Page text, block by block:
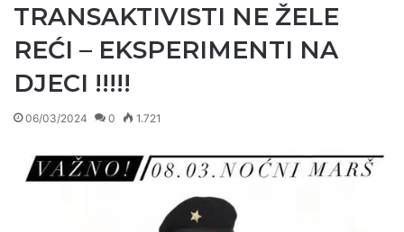
TRANSAKTIVISTI NE ŽELE
REĆI – EKSPERIMENTI NA
DJECI !!!!!
06/03/2024 0 1.721